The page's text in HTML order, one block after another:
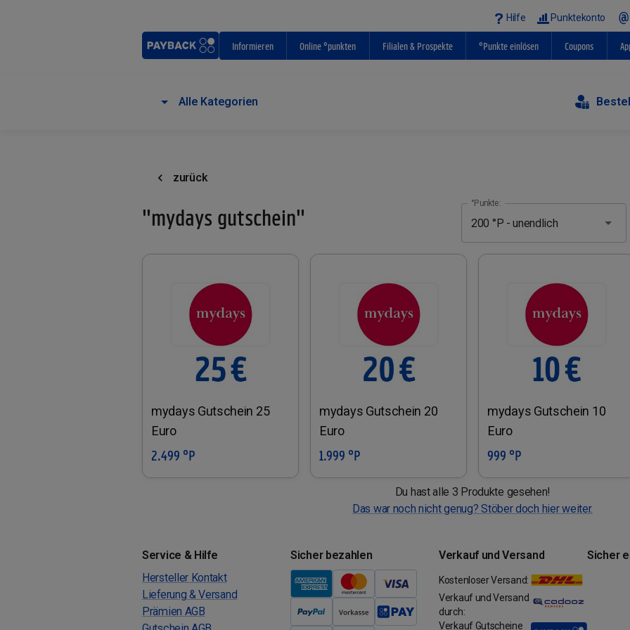
Hilfe Punktekonto
Informieren Online °punkten Filialen & Prospekte °Punkte einlösen Coupons
Alle Kategorien
zurück
"mydays gutschein"
°Punkte:
mydays Gutschein 25
Euro
In den Warenkorb
2.499 °P
mydays Gutschein 20
Euro
In den Warenkorb
1.999 °P
mydays Gutschein 10
Euro
999 °P
Du hast alle 3 Produkte gesehen!
Das war noch nicht genug? Stöber doch hier weiter.
Service & Hilfe
Hersteller Kontakt
Lieferung & Versand
Prämien AGB
Sicher bezahlen Verkauf und Versand
Kostenloser Versand:
Verkauf und Versand
durch:
Verkauf Gutscheine
Sicher